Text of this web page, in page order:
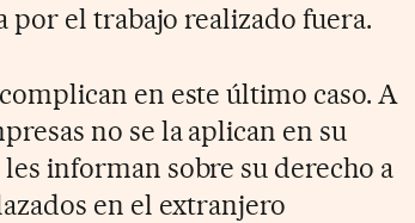
por el trabajo realizado fuera.
en este último caso. A
no se la aplican en su
informan sobre su derecho a
en el extranjero